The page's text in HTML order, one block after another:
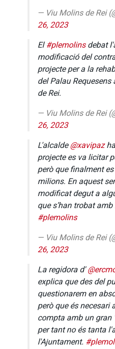
— Viu Molins de Rei
26, 2023
El#plemolinsdebat
modificació del
projecte per a la
del Palau Requesens
de Rei.
— Viu Molins de Rei
26, 2023
L'alcalde@xavipaz
projecte es va licitar
però que finalment
milions. En aquest
modificat degut a
que s’han trobat
#plemolins
— Viu Molins de Rei
26, 2023
La regidora d'
explica que des del
questionarem en
però que és necesari
compta amb un gran
per tant no és tanta
l'Ajuntament.